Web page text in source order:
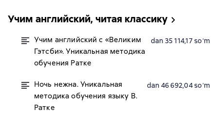
Учим английский, читая классику
Учим английский с «Великим
Гэтсби». Уникальная методика
обучения Ратке
dan 35 114,17 soʻm
Ночь нежна. Уникальная
методика обучения языку В.
Ратке
dan 46 692,04 soʻm